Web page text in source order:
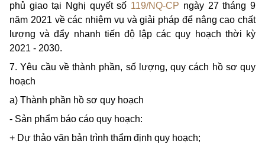
phủ giao tại Nghị quyết số 119/NQ-CP ngày 27 tháng 9
năm 2021 về các nhiệm vụ và giải pháp để nâng cao chất
lượng và đẩy nhanh tiến độ lập các quy hoạch thời kỳ
2021 - 2030.
7. Yêu cầu về thành phần, số lượng, quy cách hồ sơ quy
hoạch
a) Thành phần hồ sơ quy hoạch
- Sản phẩm báo cáo quy hoạch:
+ Dự thảo văn bản trình thẩm định quy hoạch;